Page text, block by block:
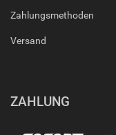
Zahlungsmethoden
Versand
ZAHLUNG